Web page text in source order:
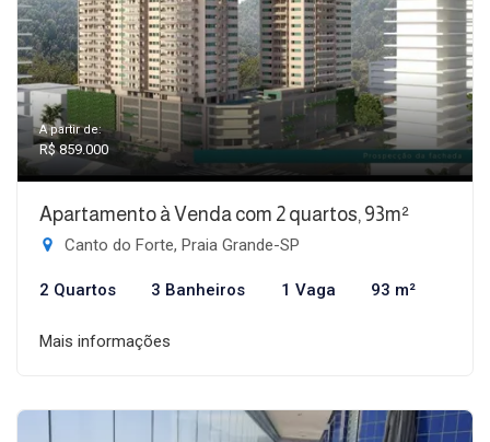
A partir de:
R$ 859.000
Apartamento à Venda com 2 quartos, 93m²
Canto do Forte, Praia Grande-SP
2 Quartos 3 Banheiros 1 Vaga 93 m²
Mais informações